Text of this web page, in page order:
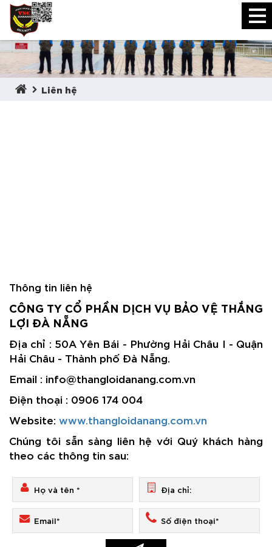
Liên hệ
Thông tin liên hệ
CÔNG TY CỔ PHẦN DỊCH VỤ BẢO VỆ THẮNG
LỢI ĐÀ NẴNG
Địa chỉ : 50A Yên Bái - Phường Hải Châu I - Quận
Hải Châu - Thành phố Đà Nẵng.
Email : info@thangloidanang.com.vn
Điện thoại : 0906 174 004
Website: www.thangloidanang.com.vn
Chúng tôi sẵn sàng liên hệ với Quý khách hàng
theo các thông tin sau: